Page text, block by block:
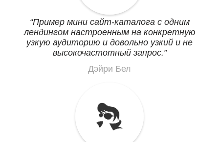
Пример мини сайт-каталога с одним
лендингом настроенным на конкретную
узкую аудиторию и довольно узкий и не
высокочастотный запрос.
Дэйри Бел